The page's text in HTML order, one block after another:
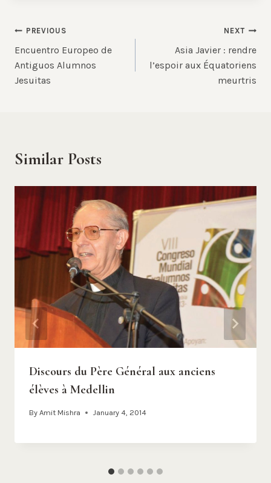
Post
navigation
PREVIOUS
Encuentro Europeo de
Antiguos Alumnos
Jesuitas
NEXT
Asia Javier : rendre
l’espoir aux Équatoriens
meurtris
Similar Posts
Discours du Père Général aux anciens
élèves à Medellin
By Amit Mishra January 4, 2014